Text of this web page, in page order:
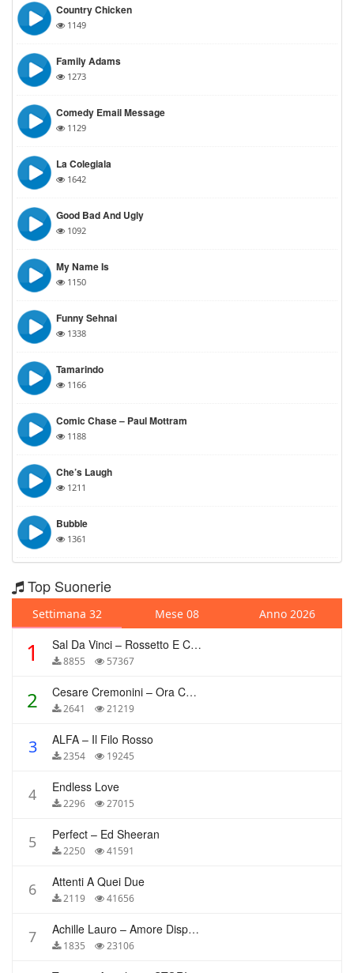
Country Chicken
1149
Family Adams
1273
Comedy Email Message
1129
La Colegiala
1642
Good Bad And Ugly
1092
My Name Is
1150
Funny Sehnai
1338
Tamarindo
1166
Comic Chase – Paul Mottram
1188
Che’s Laugh
1211
Bubble
1361
Top Suonerie
Settimana 32 Mese 08 Anno 2026
1 Sal Da Vinci – Rossetto E Caffè
8855 57367
2 Cesare Cremonini – Ora Che Non Ho Più Te
2641 21219
3 ALFA – Il Filo Rosso
2354 19245
4 Endless Love
2296 27015
5 Perfect – Ed Sheeran
2250 41591
6 Attenti A Quei Due
2119 41656
7 Achille Lauro – Amore Disperato
1835 23106